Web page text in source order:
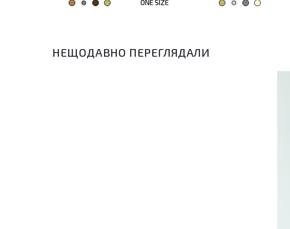
ONE SIZE
НЕЩОДАВНО ПЕРЕГЛЯДАЛИ